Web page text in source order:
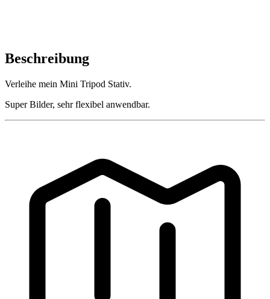
Beschreibung
Verleihe mein Mini Tripod Stativ.
Super Bilder, sehr flexibel anwendbar.